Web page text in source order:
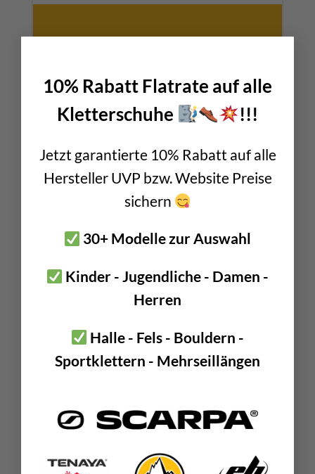
10% Rabatt Flatrate auf alle
Kletterschuhe
!!!
Jetzt garantierte 10% Rabatt auf alle
Hersteller UVP bzw. Website Preise
sichern
30+ Modelle zur Auswahl
Kinder - Jugendliche - Damen -
Herren
Halle - Fels - Bouldern -
Sportklettern - Mehrseillängen